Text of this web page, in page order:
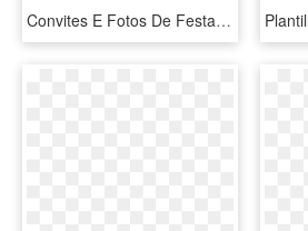
Convites E Fotos De Festas Anivers - Moldura Para Convite De Aniversario, HD Png Download